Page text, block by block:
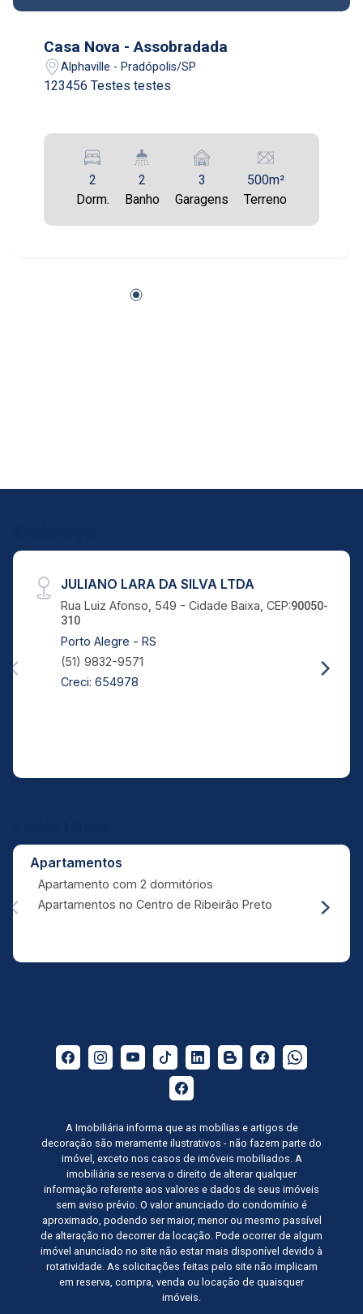
Casa Nova - Assobradada
Alphaville - Pradópolis/SP
123456 Testes testes
2
Dorm.
2
Banho
3
Garagens
500m²
Terreno
JULIANO LARA DA SILVA LTDA
Rua Luiz Afonso, 549 - Cidade Baixa, CEP:90050-
310
Porto Alegre - RS
(51) 9832-9571
Creci: 654978
Apartamentos
Apartamento com 2 dormitórios
Apartamentos no Centro de Ribeirão Preto
A Imobiliária informa que as mobílias e artigos de
decoração são meramente ilustrativos - não fazem parte do
imóvel, exceto nos casos de imóveis mobiliados. A
imobiliária se reserva o direito de alterar qualquer
informação referente aos valores e dados de seus imóveis
sem aviso prévio. O valor anunciado do condomínio é
aproximado, podendo ser maior, menor ou mesmo passível
de alteração no decorrer da locação. Pode ocorrer de algum
imóvel anunciado no site não estar mais disponível devido à
rotatividade. As solicitações feitas pelo site não implicam
em reserva, compra, venda ou locação de quaisquer
imóveis.